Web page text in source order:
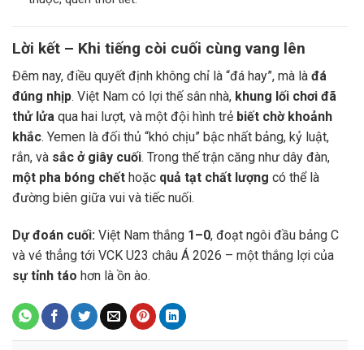
Lời kết – Khi tiếng còi cuối cùng vang lên
Đêm nay, điều quyết định không chỉ là “đá hay”, mà là đá
đúng nhịp. Việt Nam có lợi thế sân nhà, khung lối chơi đã
thử lửa qua hai lượt, và một đội hình trẻ biết chờ khoảnh
khắc. Yemen là đối thủ “khó chịu” bậc nhất bảng, kỷ luật,
rắn, và sắc ở giây cuối. Trong thế trận căng như dây đàn,
một pha bóng chết hoặc quả tạt chất lượng có thể là
đường biên giữa vui và tiếc nuối.
Dự đoán cuối: Việt Nam thắng 1–0, đoạt ngôi đầu bảng C
và vé thẳng tới VCK U23 châu Á 2026 – một thắng lợi của
sự tỉnh táo hơn là ồn ào.